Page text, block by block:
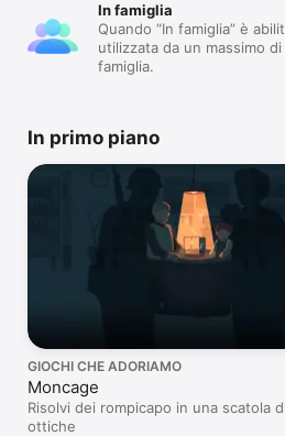
In famiglia
Quando “In famiglia” è
utilizzata da un massimo
famiglia.
In primo piano
GIOCHI CHE ADORIAMO
Moncage
Risolvi dei rompicapo in una scatola
ottiche